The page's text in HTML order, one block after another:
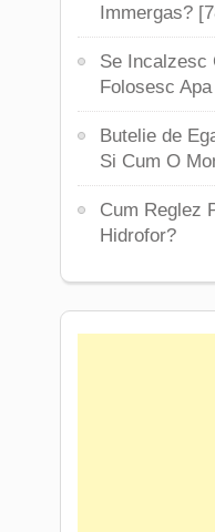
Immergas?
Se Incalzesc
Folosesc
Butelie de
Si Cum O
Cum Reglez
Hidrofor?